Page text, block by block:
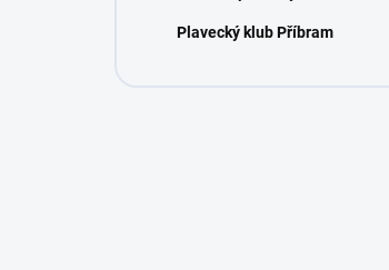
Plavecký klub Příbram